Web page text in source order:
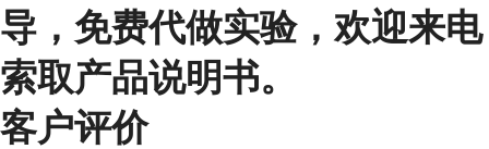
导，免费代做实验，欢迎来电
索取产品说明书。
客户评价